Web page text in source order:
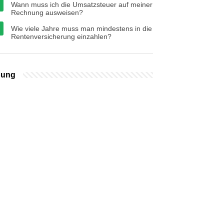
Wann muss ich die Umsatzsteuer auf meiner
Rechnung ausweisen?
Wie viele Jahre muss man mindestens in die
Rentenversicherung einzahlen?